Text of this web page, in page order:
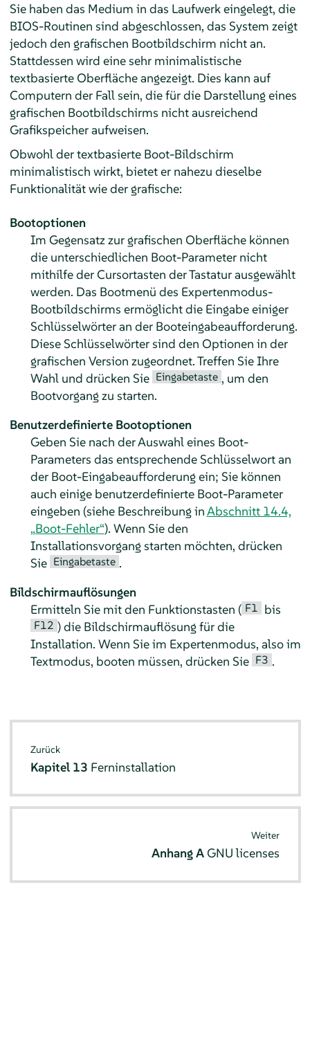
Sie haben das Medium in das Laufwerk eingelegt, die
BIOS-Routinen sind abgeschlossen, das System zeigt
jedoch den grafischen Bootbildschirm nicht an.
Stattdessen wird eine sehr minimalistische
textbasierte Oberfläche angezeigt. Dies kann auf
Computern der Fall sein, die für die Darstellung eines
grafischen Bootbildschirms nicht ausreichend
Grafikspeicher aufweisen.
Obwohl der textbasierte Boot-Bildschirm
minimalistisch wirkt, bietet er nahezu dieselbe
Funktionalität wie der grafische:
Bootoptionen
Im Gegensatz zur grafischen Oberfläche können
die unterschiedlichen Boot-Parameter nicht
mithilfe der Cursortasten der Tastatur ausgewählt
werden. Das Bootmenü des Expertenmodus-
Bootbildschirms ermöglicht die Eingabe einiger
Schlüsselwörter an der Booteingabeaufforderung.
Diese Schlüsselwörter sind den Optionen in der
grafischen Version zugeordnet. Treffen Sie Ihre
Wahl und drücken Sie Eingabetaste , um den
Bootvorgang zu starten.
Benutzerdefinierte Bootoptionen
Geben Sie nach der Auswahl eines Boot-
Parameters das entsprechende Schlüsselwort an
der Boot-Eingabeaufforderung ein; Sie können
auch einige benutzerdefinierte Boot-Parameter
eingeben (siehe Beschreibung inAbschnitt 14.4,
„Boot-Fehler“). Wenn Sie den
Installationsvorgang starten möchten, drücken
Sie Eingabetaste .
Bildschirmauflösungen
Ermitteln Sie mit den Funktionstasten ( F1 bis
F12 ) die Bildschirmauflösung für die
Installation. Wenn Sie im Expertenmodus, also im
Textmodus, booten müssen, drücken Sie F3 .
Zurück
Kapitel 13 Ferninstallation
Weiter
Anhang AGNU licenses